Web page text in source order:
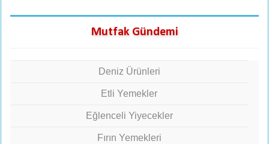
Mutfak Gündemi
Deniz Ürünleri
Etli Yemekler
Eğlenceli Yiyecekler
Fırın Yemekleri